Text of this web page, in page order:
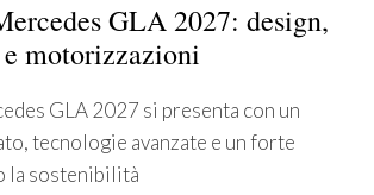
GLA 2027: design,
motorizzazioni
GLA 2027 si presenta con un
tecnologie avanzate e un forte
la sostenibilità